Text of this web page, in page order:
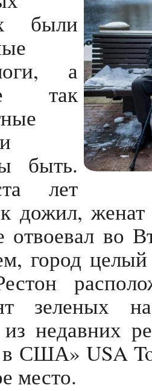
были
а
так
быть.
лет
дожил,
отвоевал во
город
зеленых
недавних
США» USA
место.